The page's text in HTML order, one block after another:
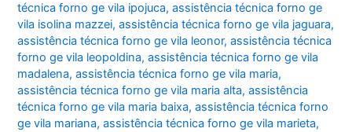
técnica forno ge vila ipojuca,assistência técnica forno ge
vila isolina mazzei,assistência técnica forno ge vila jaguara,
assistência técnica forno ge vila leonor,assistência técnica
forno ge vila leopoldina,assistência técnica forno ge vila
madalena,assistência técnica forno ge vila maria,
assistência técnica forno ge vila maria alta,assistência
técnica forno ge vila maria baixa,assistência técnica forno
ge vila mariana,assistência técnica forno ge vila marieta,